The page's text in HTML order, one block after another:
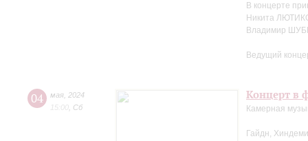
В концерте
Никита
Владимир
Ведущий
04 мая 2024
15:00 Сб
Концерт в
Камерная
Гайдн,